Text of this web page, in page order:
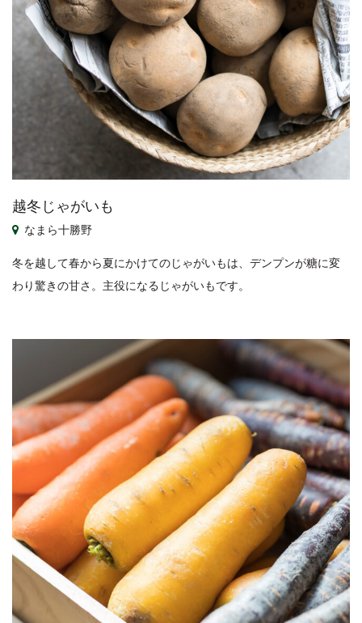
越冬じゃがいも
なまら十勝野
冬を越して春から夏にかけてのじゃがいもは、デンプンが糖に変
わり驚きの甘さ。主役になるじゃがいもです。